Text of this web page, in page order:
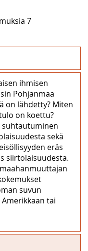
7
ihmisen
Pohjanmaa
on lähdetty? Miten
on koettu?
suhtautuminen
sekä
eräs
siirtolaisuudesta.
suvun
tai